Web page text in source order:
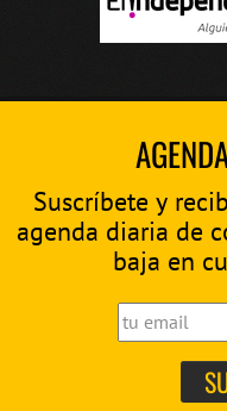
Suscríbete y
agenda diaria de
baja en